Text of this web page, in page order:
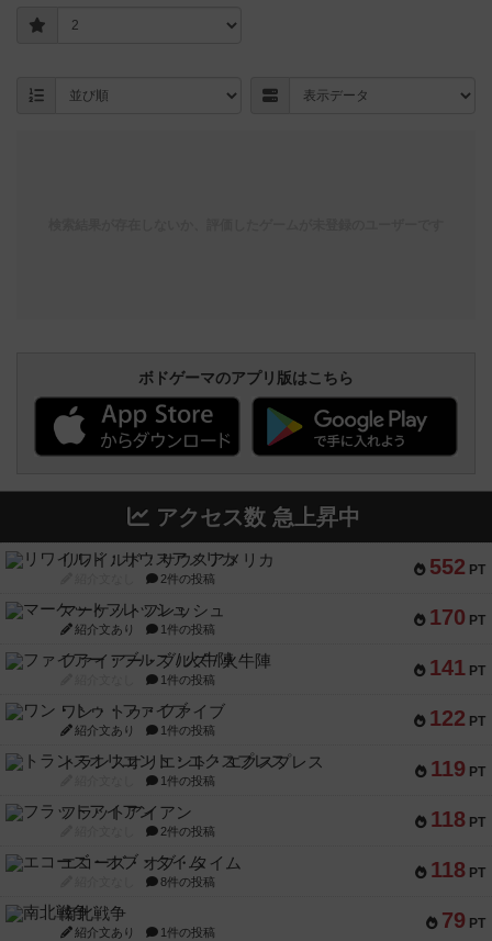
ボドゲーマのアプリ版はこちら
アクセス数 急上昇中
552 PT
リワイルド：サウスアメリカ
2件の投稿
170 PT
マーケットフレッシュ
紹介文あり 1件の投稿
141 PT
ファイアー・ブルズ / 火牛陣
1件の投稿
122 PT
ワン・トゥ・ファイブ
紹介文あり 1件の投稿
119 PT
トランスオリエント・エクスプレス
1件の投稿
118 PT
フラットアイアン
2件の投稿
118 PT
エコーズ・オブ・タイム
8件の投稿
79 PT
南北戦争
紹介文あり 1件の投稿